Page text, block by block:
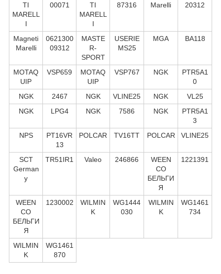
TI
MARELL
I
00071
TI
MARELL
I
87316
Marelli
20312
Magneti
Marelli
0621300
09312
MASTE
R-
SPORT
USERIE
MS25
MGA BA118
MOTAQ
UIP
VSP659
MOTAQ
UIP
VSP767 NGK
PTR5A1
0
NGK
2467 NGK VLINE25 NGK
VL25
NGK
LPG4 NGK 7586 NGK
PTR5A1
3
NPS
PT16VR
13
POLCAR TV16TT POLCAR VLINE25
SCT
German
y
TR51IR1 Valeo 246866
WEEN
CO
БЕЛЬГИ
Я
1221391
WEEN
CO
БЕЛЬГИ
Я
1230002
WILMIN
K
WG1444
030
WILMIN
K
WG1461
734
WILMIN
K
WG1461
870